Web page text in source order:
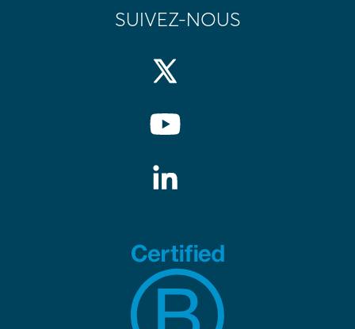
SUIVEZ-NOUS